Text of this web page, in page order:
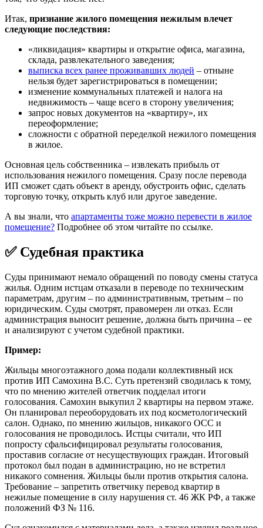
Итак, признание жилого помещения нежилым влечет
следующие последствия:
«ликвидация» квартиры и открытие офиса, магазина,
склада, развлекательного заведения;
выписка всех ранее проживавших людей – отныне
нельзя будет зарегистрироваться в помещении;
изменение коммунальных платежей и налога на
недвижимость – чаще всего в сторону увеличения;
запрос новых документов на «квартиру», их
переоформление;
сложности с обратной переделкой нежилого помещения
в жилое.
Основная цель собственника – извлекать прибыль от
использования нежилого помещения. Сразу после перевода
ИП сможет сдать объект в аренду, обустроить офис, сделать
торговую точку, открыть клуб или другое заведение.
А вы знали, что апартаменты тоже можно перевести в жилое
помещение? Подробнее об этом читайте по ссылке.
✅ Судебная практика
Суды принимают немало обращений по поводу смены статуса
жилья. Одним истцам отказали в переводе по техническим
параметрам, другим – по административным, третьим – по
юридическим. Суды смотрят, правомерен ли отказ. Если
администрация выносит решение, должна быть причина – ее
и анализируют с учетом судебной практики.
Пример:
Жильцы многоэтажного дома подали коллективный иск
против ИП Самохина В.С. Суть претензий сводилась к тому,
что по мнению жителей ответчик подделал итоги
голосования. Самохин выкупил 2 квартиры на первом этаже.
Он планировал переоборудовать их под косметологический
салон. Однако, по мнению жильцов, никакого ОСС и
голосования не проводилось. Истцы считали, что ИП
попросту сфальсифицировал результаты голосования,
проставив согласие от несуществующих граждан. Итоговый
протокол был подан в администрацию, но не встретил
никакого сомнения. Жильцы были против открытия салона.
Требование – запретить ответчику перевод квартир в
нежилые помещение в силу нарушения ст. 46 ЖК РФ, а также
положений ФЗ № 116.